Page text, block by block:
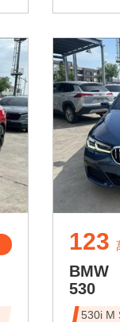
123
BMW
530
530i M